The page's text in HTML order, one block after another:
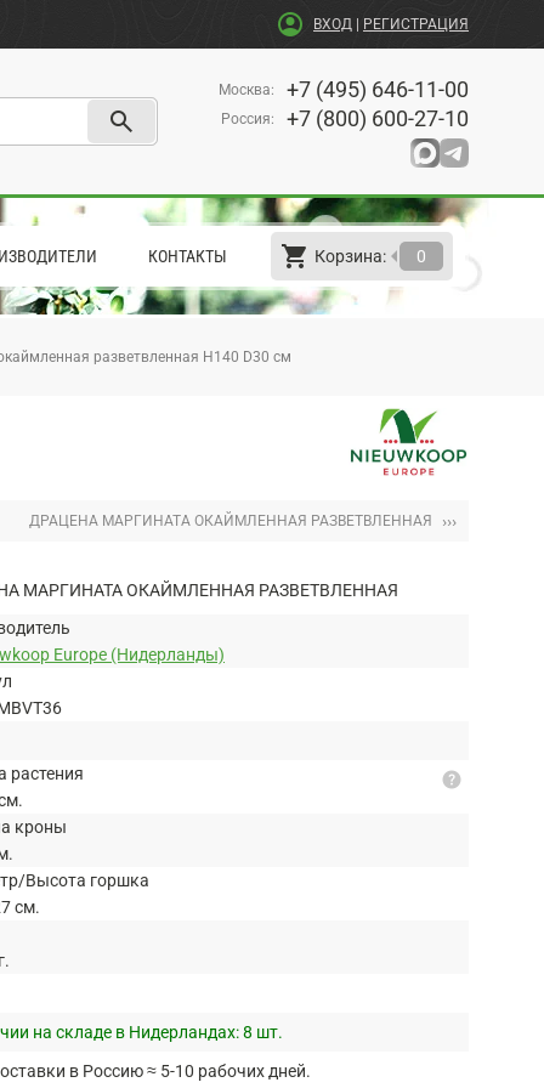
account_circle ВХОД РЕГИСТРАЦИЯ
search
Москва: +7 (495) 646-11-00
Россия: +7 (800) 600-27-10
КОНТАКТЫ shopping_cart Корзина: 0
arrow_left
разветвленная H140 D30 см
ДРАЦЕНА МАРГИНАТА ОКАЙМЛЕННАЯ РАЗВЕТВЛЕННАЯ ›››
МАРГИНАТА ОКАЙМЛЕННАЯ РАЗВЕТВЛЕННАЯ
Europe (Нидерланды)
растения
кроны
Высота горшка
см.
help
на складе в Нидерландах:8 шт.
в Россию ≈ 5-10 рабочих дней.